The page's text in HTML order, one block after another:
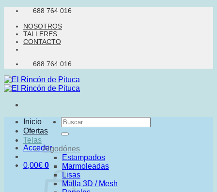
Saltar
contenido
688 764 016
NOSOTROS
TALLERES
CONTACTO
688 764 016
Buscar
por:
Acceder
0,00€ 0
Inicio
Ofertas
Telas
Algodónes
Estampados
Marmoleadas
Lisas
Malla 3D / Mesh